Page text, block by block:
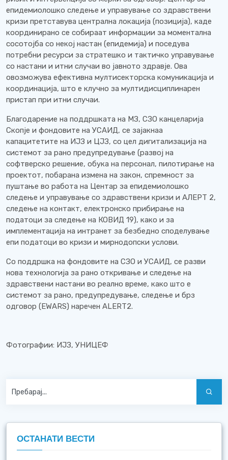
епидемиолошко следење и управување со здравствени
кризи претставува централна локација (позиција), каде
координирано се собираат информации за моментална
сосотојба со некој настан (епидемија) и поседува
потребни ресурси за стратешко и тактичко управување
со настани и итни случаи во јавното здравје. Ова
овозможува ефективна мултисекторска комуникација и
координација, што е клучно за мултидисциплинарен
пристап при итни случаи.
Благодарение на поддршката на МЗ, СЗО канцеларија
Скопје и фондовите на УСАИД, се зајакнаа
капацитетите на ИЈЗ и ЦЈЗ, со цел дигитализација на
системот за рано предупредување (развој на
софтверско решение, обука на персонал, пилотирање на
проектот, побарана измена на закон, спремност за
пуштање во работа на Центар за епидемиолошко
следење и управување со здравствени кризи и АЛЕРТ 2,
следење на контакт, електронско прибирање на
податоци за следење на КОВИД 19), како и за
имплементација на интранет за безбедно споделување
епи податоци во кризи и мирнодопски услови.
Со поддршка на фондовите на СЗО и УСАИД, се разви
нова технологија за рано откривање и следење на
здравствени настани во реално време, како што е
системот за рано, предупредување, следење и брз
одговор (EWARS) наречен ALERT2.
Фотографии: ИЈЗ, УНИЦЕФ
ОСТАНАТИ ВЕСТИ